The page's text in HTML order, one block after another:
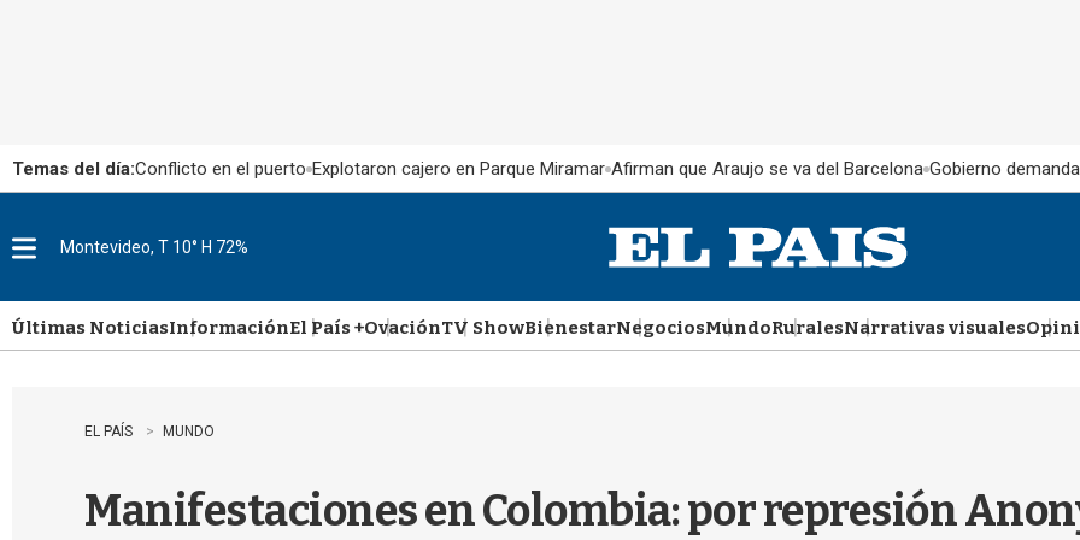
Temas del día:Conflicto en el puerto Explotaron cajero en Parque Miramar Afirman que Araujo se va del Barcelona Gobierno
u
Montevideo, T 10° H 72%
Últimas NoticiasInformaciónEl País +OvaciónTV ShowBienestarNegociosMundoRuralesNarrativas visuales
EL PAÍS MUNDO
Manifestaciones en Colombia: por represión